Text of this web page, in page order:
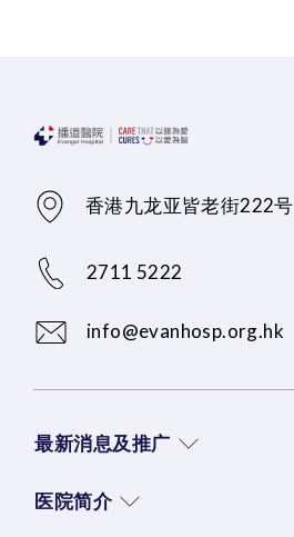
香港九龙亚皆老街222号
2711 5222
info@evanhosp.org.hk
最新消息及推广
医院简介